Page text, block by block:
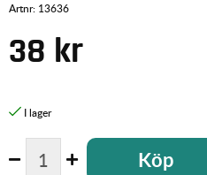
Artnr: 13636
38 kr
Köp